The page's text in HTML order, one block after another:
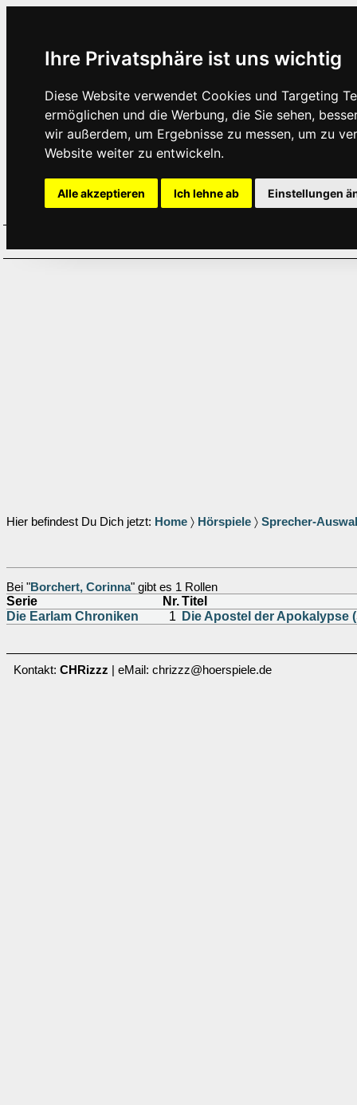
Ihre Privatsphäre ist uns wichtig
Diese Website verwendet Cookies und Targeting
ermöglichen und die Werbung, die Sie sehen,
wir außerdem, um Ergebnisse zu messen, um zu
Website weiter zu entwickeln.
Alle akzeptieren Ich lehne ab Einstellungen
Hier befindest Du Dich jetzt: Home 〉 Hörspiele 〉 Sprecher-
Bei "Borchert, Corinna" gibt es 1 Rollen
Serie Nr.Titel
Die Earlam Chroniken
1 Die Apostel der Apokalypse
Kontakt: CHRizzz | eMail: chrizzz@hoerspiele.de